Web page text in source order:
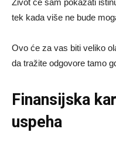
tek kada više ne bude
Ovo će za vas biti veliko
da tražite odgovore tamo
Finansijska
uspeha